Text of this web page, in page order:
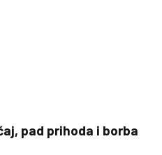
pad prihoda i borba